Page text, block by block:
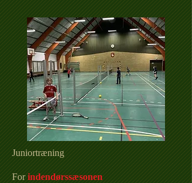
forsideketcher.jpg
Juniortræning
Forindendørssæsonen